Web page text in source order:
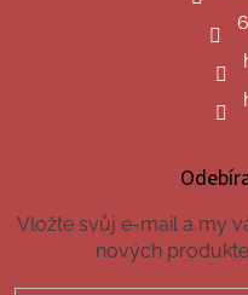
Vložte svůj e-mail a my
nových